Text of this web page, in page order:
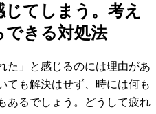
てしまう。考え
できる対処法
た」と感じるのには理由があ
ても解決はせず、時には何も
あるでしょう。どうして疲れ